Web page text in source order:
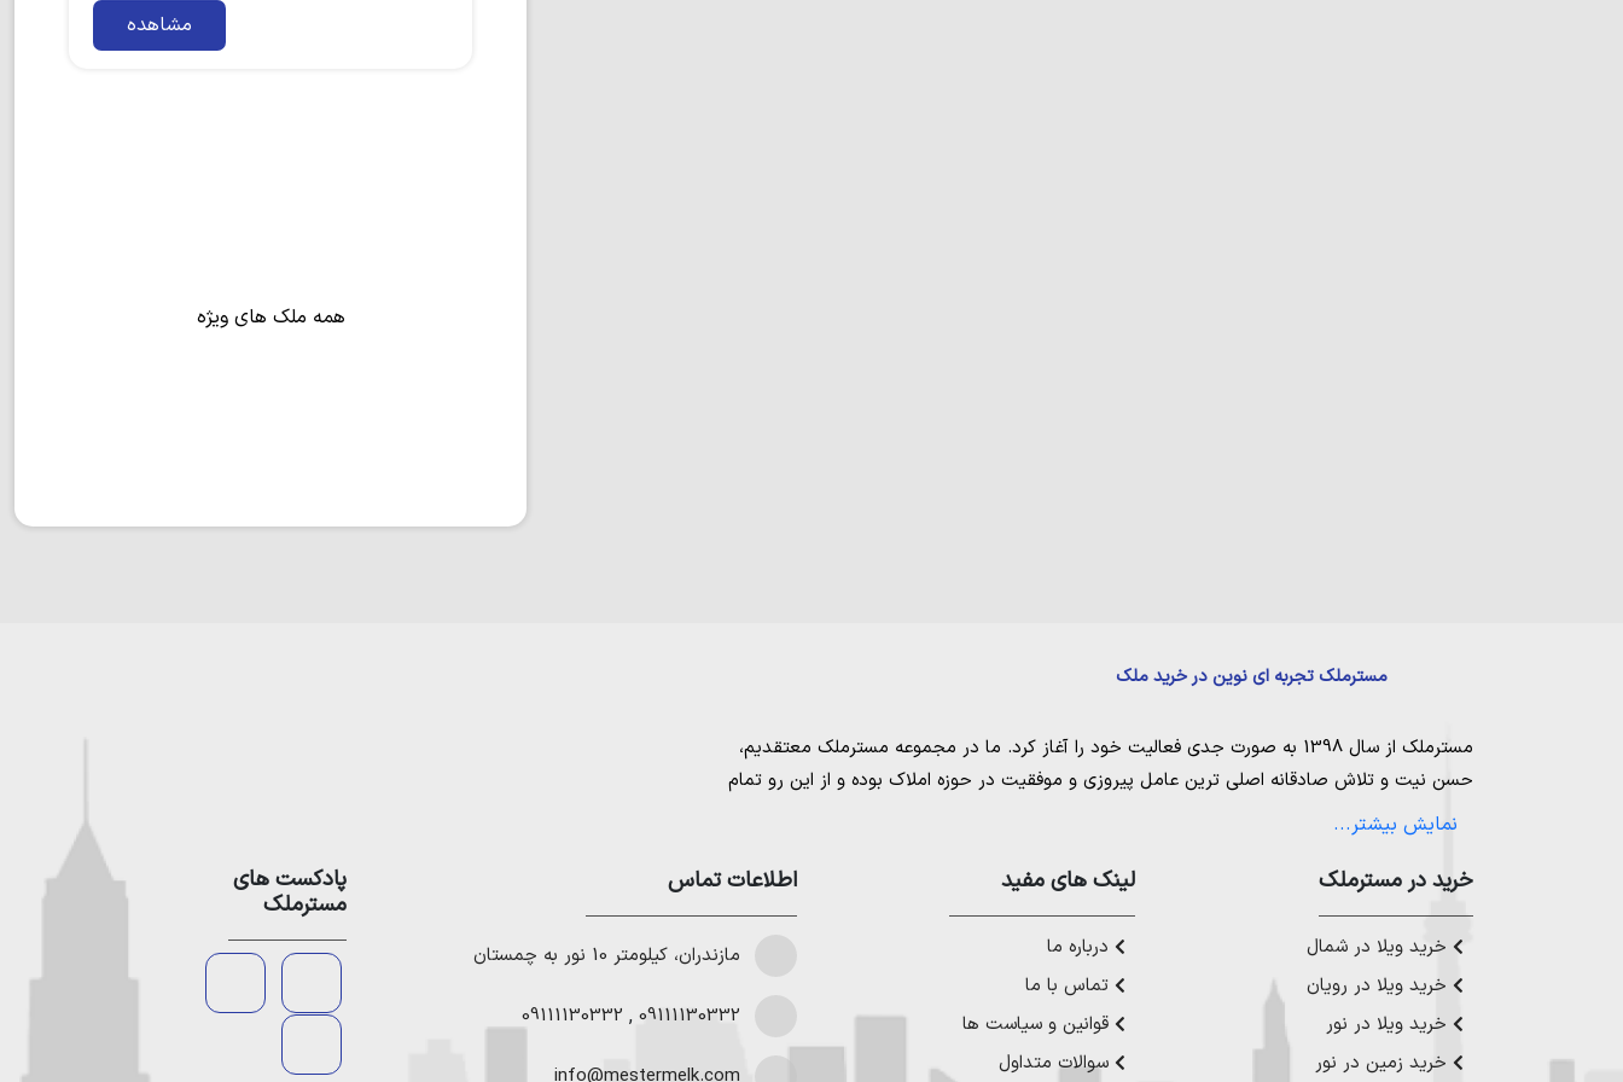
مشاهده
همه ملک های ویژه
مسترملک تجربه ای نوین در خرید ملک
مسترملک از سال 1398 به صورت جدی فعالیت خود را آغاز کرد. ما در مجموعه مسترملک معتقدیم،
حسن نیت و تلاش صادقانه اصلی ترین عامل پیروزی و موفقیت در حوزه املاک بوده و از این رو تمام
مساعی خویش را به کار میگیریم تا بتوانیم با صداقت کامل بهترین ها را برای مشتریانمان به ارمغان
ملک در شمال،خرید زمین در نور خرید زمین در چمستان،خرید زمین در نوشهر
خرید زمین در
رویان،خرید زمین در محمودآباد خرید ویلا در شمال،خرید ویلا در نور
خرید ویلا در
چمستان ،خرید ویلا در نوشهر خرید ویلا در محمودآبادو
عزیز خدمت کنیم.
نمایش بیشتر...
خرید در مستر‌ملک
خرید ویلا در شمال
خرید ویلا در رویان
خرید ویلا در نور
خرید زمین در نور
لینک های مفید
درباره ما
تماس با ما
قوانین و سیاست ها
سوالات متداول
اطلاعات تماس
مازندران، کیلومتر 10 نور به چمستان
09111130332
,
09111130332
info@mestermelk.com
پادکست های
مسترملک